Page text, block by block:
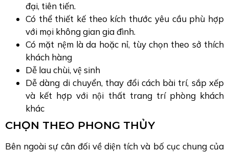
đại, tiên tiến.
Có thể thiết kế theo kích thước yêu cầu phù hợp
với mọi không gian gia đình.
Có mặt nệm là da hoặc nỉ, tùy chọn theo sở thích
khách hàng
Dễ lau chùi, vệ sinh
Dễ dàng di chuyển, thay đổi cách bài trí, sắp xếp
và kết hợp với nội thất trang trí phòng khách
khác
CHỌN THEO PHONG THỦY
Bên ngoài sự cân đối về diện tích và bố cục chung của